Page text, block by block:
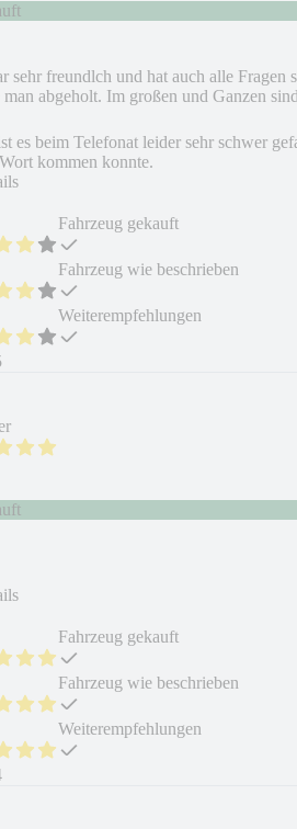
sehr freundlch und hat auch alle
abgeholt. Im großen und Ganzen
es beim Telefonat leider sehr schwer
kommen konnte.
Fahrzeug gekauft
Fahrzeug wie beschrieben
Weiterempfehlungen
Fahrzeug gekauft
Fahrzeug wie beschrieben
Weiterempfehlungen